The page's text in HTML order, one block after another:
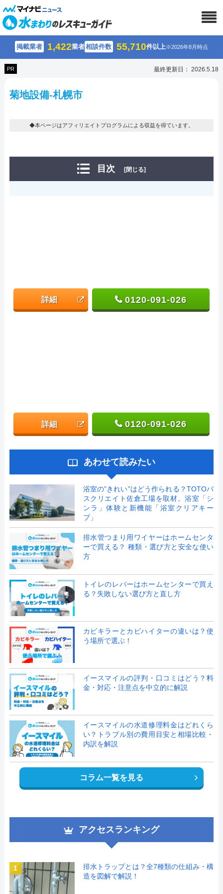
掲載業者 1,422業者相談件数 55,710件以上※2026年8月時点
PR 最終更新日： 2026.5.18
菊地設備-札幌市
◆本ページはアフィリエイトプログラムによる収益を得ています。
目次 [閉じる]
詳細 0120-091-026
詳細 0120-091-026
あわせて読みたい
浴室の”きれい”はどう作られる？TOTOバ
スクリエイト佐倉工場を取材。浴室「シ
ンラ」体験と新機能「浴室クリアキー
プ」
排水管つまり用ワイヤーはホームセンタ
ーで買える？ 種類・選び方と安全な使い
方
トイレのレバーはホームセンターで買え
る？失敗しない選び方と直し方
カビキラーとカビハイターの違いは？使
う場所で選ぶ！
イースマイルの評判・口コミはどう？料
金・対応・注意点を中立的に解説
イースマイルの水道修理料金はどれくら
い？トラブル別の費用目安と相場比較・
内訳を解説
コラム一覧を見る
アクセスランキング
1
排水トラップとは？全7種類の仕組み・構
造を図解で解説！